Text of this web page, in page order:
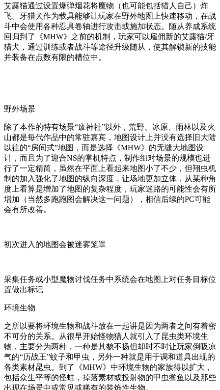
艾露猫通过设置爆弹烟花将魔物（也可能包括猎人自己）炸
飞。牙猎犬作为载具能够让玩家在野外地图上快速移动，在战
斗中会使用各种忍具卷轴进行攻击或施加状态。随从养成系统
回归到了《MHW》之前的机制，玩家可以雇佣新的艾露猫/牙
猎犬，通过训练或者战斗等途径升级随从，使其解锁新的技能
并装备在点数有限的槽位中。
野外场景
除了本作的特有场景“废神社”以外，荒野、冰原、雨林以及火
山都是每代作品中的常驻嘉宾，地图设计上并没有选择旧大陆
以往的“房间式”地图，而是选择《MHW》的无缝大地图设
计，而且为了迎合NS的掌机特点，制作组对场景的规模也进
行了一定精简，虽然在平面上看起来地图小了不少，但翔虫机
制的加入强化了地图的纵向深度，让场地更加立体，从某种角
度上看算是增加了地图的复杂程度，玩家迷路的可能性会有所
增加（当然多跑跑图会解决这一问题），相信后续的PC可能
会有所改善。
初次进入的地图会被迷雾笼罩
采集任务或小型魔物讨伐任务中系统会在地图上对任务目标位
置做出标记
环境生物
之所以要将环境生物和战斗放在一起讲是因为两者之间有着密
不可分的关系。从很早开始怪物猎人就引入了昆虫类环境生
物，主要分为两种，一种是其貌不扬但却时不时让玩家倒吸凉
气的“历战王”蚊子和甲虫，另外一种就是用于调和道具出现的
各类素材昆虫。到了《MHW》中环境生物的家族得以扩大，
包括众生平等的怪蛙，掉落素材或投射物的甲虫鲎鱼以及那些
出现在场景中或常见或稀有的装饰性生物。